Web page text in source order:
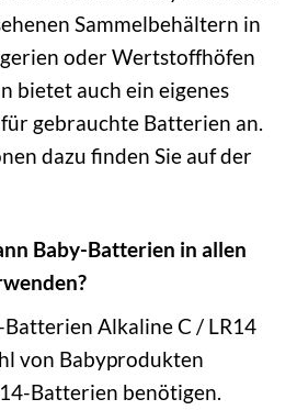
Sammelbehältern in
oder Wertstoffhöfen
bietet auch ein eigenes
gebrauchte Batterien an.
dazu finden Sie auf der
Baby-Batterien in allen
Alkaline C / LR14
von Babyprodukten
Batterien benötigen.